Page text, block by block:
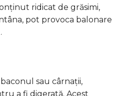
ridicat de grăsimi,
pot provoca balonare
sau cârnații,
a fi digerată. Acest